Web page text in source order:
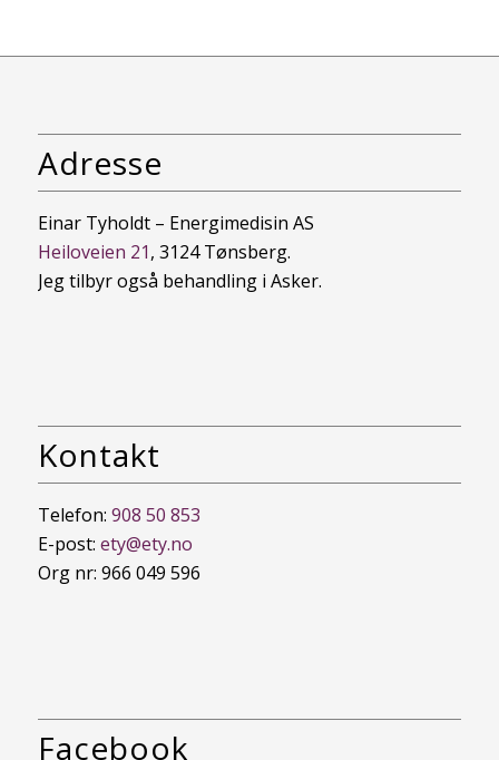
Adresse
Einar Tyholdt – Energimedisin AS
Heiloveien 21, 3124 Tønsberg.
Jeg tilbyr også behandling i Asker.
Kontakt
Telefon: 908 50 853
E-post: ety@ety.no
Org nr: 966 049 596
Facebook